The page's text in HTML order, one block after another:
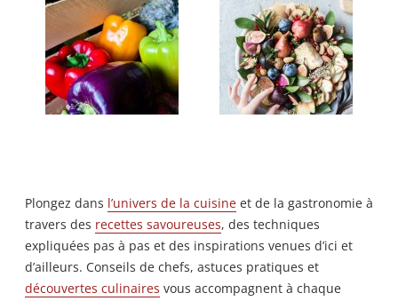
Plongez dans l’univers de la cuisine et de la gastronomie à
travers des recettes savoureuses, des techniques
expliquées pas à pas et des inspirations venues d’ici et
d’ailleurs. Conseils de chefs, astuces pratiques et
découvertes culinaires vous accompagnent à chaque